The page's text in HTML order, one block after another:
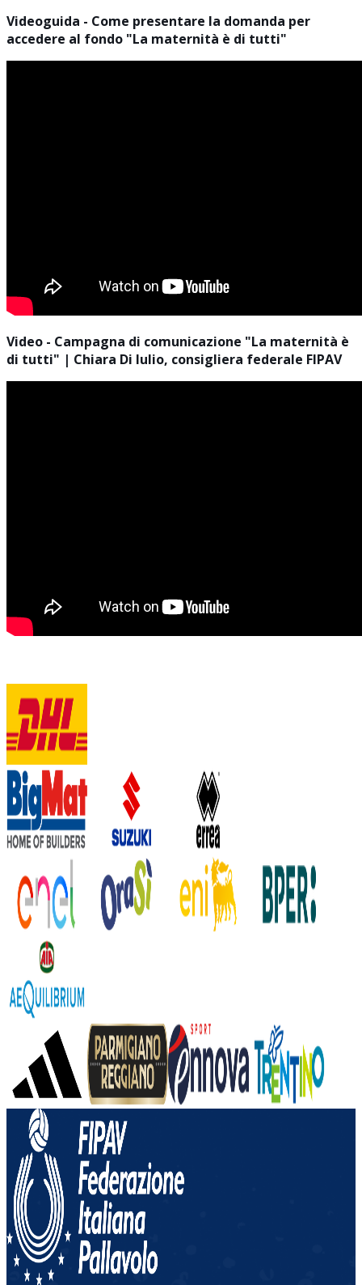
Videoguida - Come presentare la domanda per
accedere al fondo "La maternità è di tutti"
Video - Campagna di comunicazione "La maternità è
di tutti" | Chiara Di Iulio, consigliera federale FIPAV